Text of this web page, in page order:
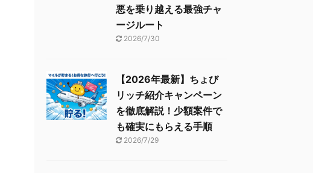
悪を乗り越える最強チャ
ージルート
2026/7/30
【2026年最新】ちょび
リッチ紹介キャンペーン
を徹底解説！少額案件で
も確実にもらえる手順
2026/7/29